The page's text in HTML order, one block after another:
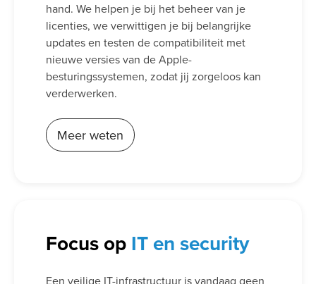
hand. We helpen je bij het beheer van je
licenties, we verwittigen je bij belangrijke
updates en testen de compatibiliteit met
nieuwe versies van de Apple-
besturingssystemen, zodat jij zorgeloos kan
verderwerken.
Meer weten
Focus op IT en security
Een veilige IT-infrastructuur is vandaag geen